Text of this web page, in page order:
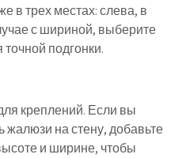
в трех местах: слева, в
с шириной, выберите
подгонки.
креплений. Если вы
жалюзи на стену, добавьте
и ширине, чтобы